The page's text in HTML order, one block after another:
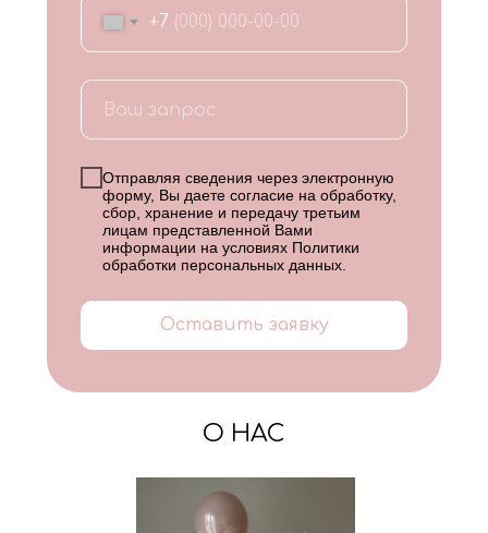
+7
Отправляя сведения через электронную
форму, Вы даете согласие на обработку,
сбор, хранение и передачу третьим
лицам представленной Вами
информации на условиях Политики
обработки персональных данных
Оставить заявку
О НАС